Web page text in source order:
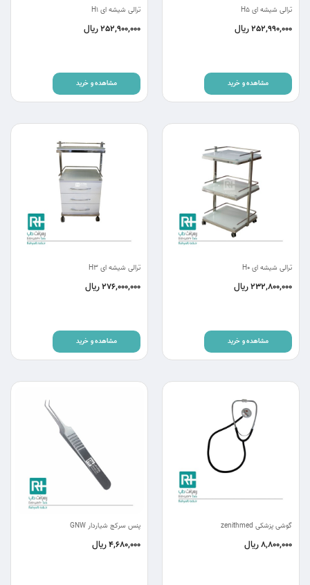
ترالی شیشه ای H5
252,990,000ریال
مشاهده و خرید
ترالی شیشه ای H1
252,900,000ریال
مشاهده و خرید
ترالی شیشه ای H0
232,800,000ریال
مشاهده و خرید
ترالی شیشه ای H3
276,000,000ریال
مشاهده و خرید
گوشی پزشکی zenithmed
8,800,000ریال
پنس سرکج شیاردار GNW
4,680,000ریال